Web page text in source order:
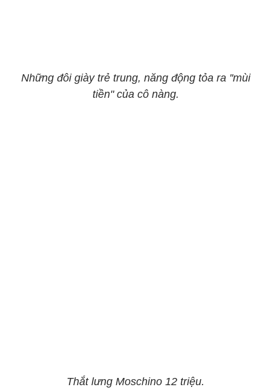
Những đôi giày trẻ trung, năng động tỏa ra ''mùi
tiền" của cô nàng.
Thắt lưng Moschino 12 triệu.